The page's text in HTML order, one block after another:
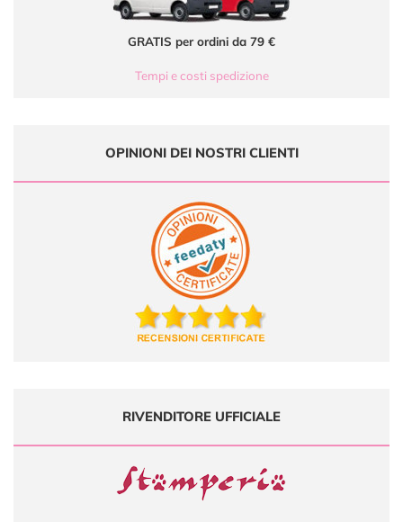
GRATIS per ordini da 79 €
Tempi e costi spedizione
OPINIONI DEI NOSTRI CLIENTI
RIVENDITORE UFFICIALE